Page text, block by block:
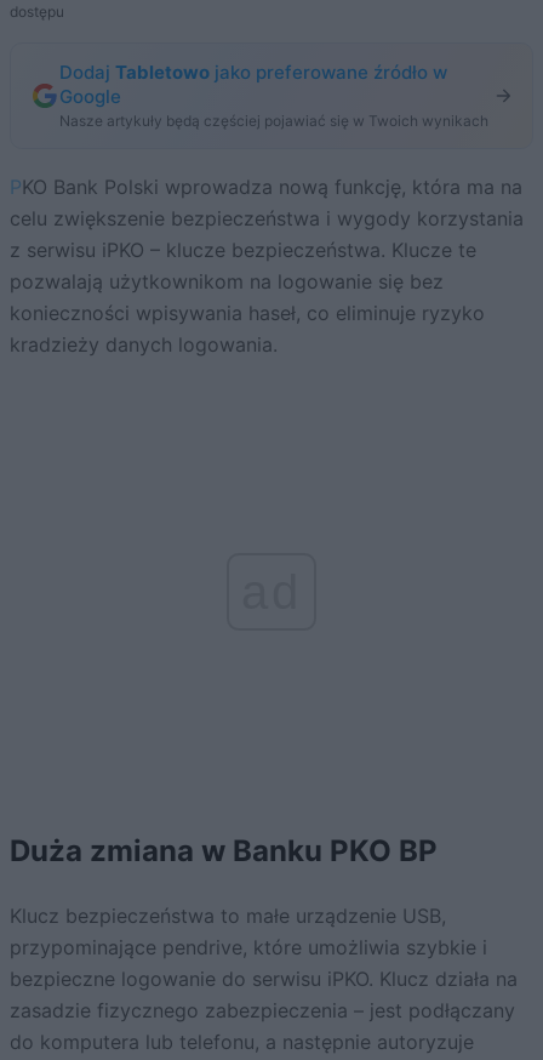
dostępu
Dodaj Tabletowo jako preferowane źródło w
Google
Nasze artykuły będą częściej pojawiać się w Twoich wynikach
PKO Bank Polski wprowadza nową funkcję, która ma na
celu zwiększenie bezpieczeństwa i wygody korzystania
z serwisu iPKO – klucze bezpieczeństwa. Klucze te
pozwalają użytkownikom na logowanie się bez
konieczności wpisywania haseł, co eliminuje ryzyko
kradzieży danych logowania.
Duża zmiana w Banku PKO BP
Klucz bezpieczeństwa to małe urządzenie USB,
przypominające pendrive, które umożliwia szybkie i
bezpieczne logowanie do serwisu iPKO. Klucz działa na
zasadzie fizycznego zabezpieczenia – jest podłączany
do komputera lub telefonu, a następnie autoryzuje